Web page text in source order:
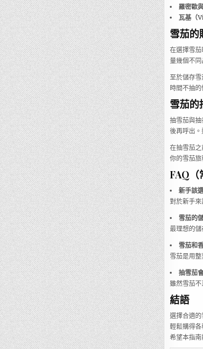
羅密歐
瓦基（
雪茄的
在選擇雪
量幾個不同
至於儲存
時間不抽的
雪茄的
抽雪茄與
後再呼出。
在抽雪茄
你的雪茄旅
FAQ（
新手該
對於新手
雪茄的
最理想的
雪茄和
雪茄是用
抽雪茄
雖然雪茄
結語
選擇合適
輕鬆購得
希望本指南